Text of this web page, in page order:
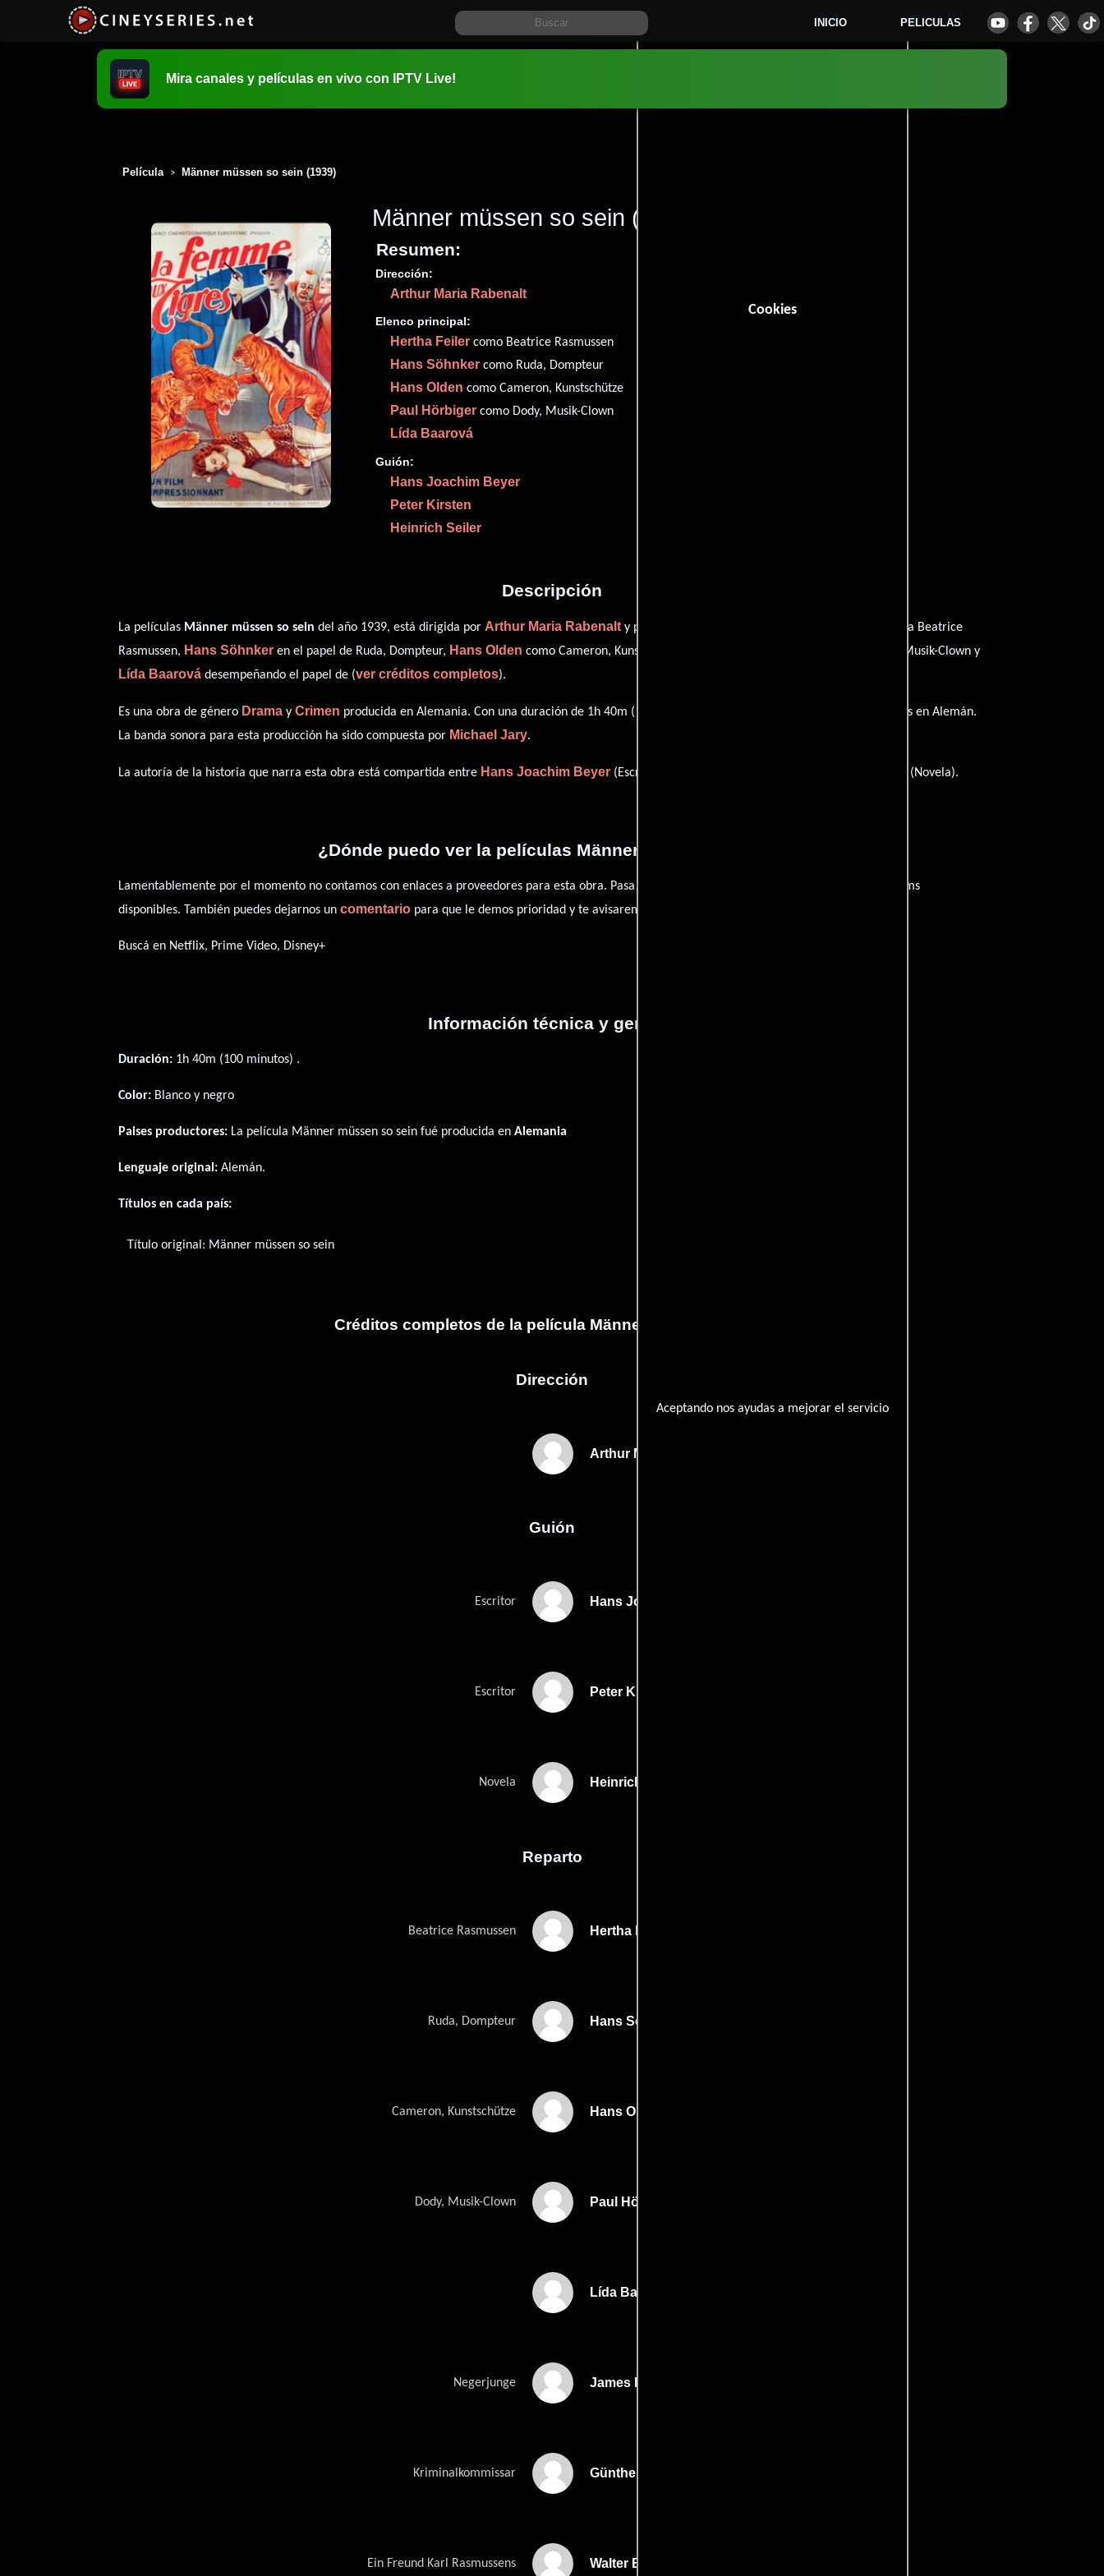
INICIO PELICULAS
Cookies
Aceptando nos ayudas a mejorar el servicio
Mira canales y películas en vivo con IPTV Live!
Película > Männer müssen so sein (1939)
Männer müssen so sein (1939)
Resumen:
Dirección:
Arthur Maria Rabenalt
Elenco principal:
Hertha Feiler como Beatrice Rasmussen
Hans Söhnker como Ruda, Dompteur
Hans Olden como Cameron, Kunstschütze
Paul Hörbiger como Dody, Musik-Clown
Lída Baarová
Guión:
Hans Joachim Beyer
Peter Kirsten
Heinrich Seiler
1h 40m (100 minutos).
Descripción
La películas Männer müssen so sein del año 1939, está dirigida porArthur Maria Rabenalty protagonizada por
quien interpreta a Beatrice
Rasmussen, Hans Söhnker en el papel de Ruda, Dompteur, Hans Olden como Cameron, Kunstschütze, personificando a Dody, Musik-Clown y
Lída Baarová desempeñando el papel de (ver créditos completos).
Es una obra de género Drama yCrimen producida en Alemania. Con una duración de 1h 40m (100 minutos), esta película tiene diálogos originales enAlemán.
La banda sonora para esta producción ha sido compuesta por Michael Jary.
La autoría de la historia que narra esta obra está compartida entre Hans Joachim Beyer (Escritor), (Novela).
¿Dónde puedo ver la películas Männer müssen so sein?
Lamentablemente por el momento no contamos con enlaces a proveedores para esta obra. Pasa por nuestro catálogo de
y encuentra films
disponibles. También puedes dejarnos uncomentario para que le demos prioridad y te avisaremos cuando se encuentre disponible
Buscá en Netflix, Prime Video, Disney+
Información técnica y general
Duración: 1h 40m (100 minutos) .
Color: Blanco y negro
Paises productores: La película Männer müssen so sein fué producida enAlemania
Lenguaje original: Alemán.
Títulos en cada país:
Título original: Männer müssen so sein
Créditos completos de la película Männer müssen so sein
Dirección
Arthur Maria Rabenalt
Guión
Escritor Hans Joachim Beyers
Escritor Peter Kirstens
Novela Heinrich Seilers
Reparto
Beatrice Rasmussen Hertha Feiler
Ruda, Dompteur Hans Söhnker
Cameron, Kunstschütze Hans Olden
Dody, Musik-Clown Paul Hörbiger
Lída Baarová
Negerjunge James Bachert
Kriminalkommissar Günther Ballier
Ein Freund Karl Rasmussens Walter Bechmann